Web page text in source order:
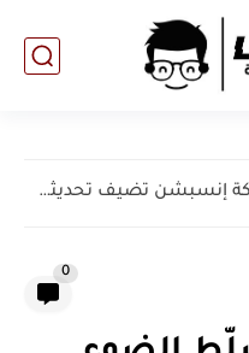
شركة إنسبشن تضيف تحديثاً جديداً على تطبيق "دردشة جيس" ليصبح...
0